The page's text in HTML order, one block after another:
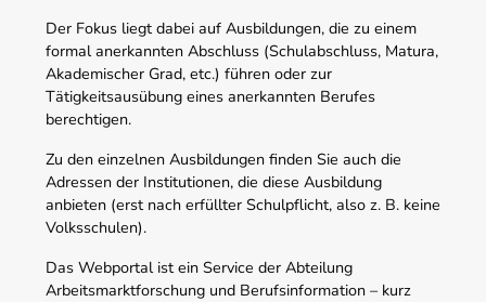
Der Fokus liegt dabei auf Ausbildungen, die zu einem
formal anerkannten Abschluss (Schulabschluss, Matura,
Akademischer Grad, etc.) führen oder zur
Tätigkeitsausübung eines anerkannten Berufes
berechtigen.
Zu den einzelnen Ausbildungen finden Sie auch die
Adressen der Institutionen, die diese Ausbildung
anbieten (erst nach erfüllter Schulpflicht, also z. B. keine
Volksschulen).
Das Webportal ist ein Service der Abteilung
Arbeitsmarktforschung und Berufsinformation – kurz